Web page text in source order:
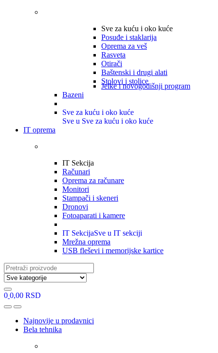
Sve za kuću i oko kuće
Posuđe i staklarija
Oprema za veš
Rasveta
Otirači
Baštenski i drugi alati
Stolovi i stolice
Jelke i novogodišnji program
Bazeni
Sve za kuću i oko kuće
Sve u Sve za kuću i oko kuće
IT oprema
IT Sekcija
Računari
Oprema za računare
Monitori
Stampači i skeneri
Dronovi
Fotoaparati i kamere
IT SekcijaSve u IT sekciji
Mrežna oprema
USB fleševi i memorijske kartice
Search
for:
0 0,00 RSD
OpenClose
Najnovije u prodavnici
Bela tehnika